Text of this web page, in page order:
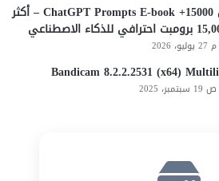
تحميل 15000+ ChatGPT Prompts E-book – أكثر
Bandicam 8.2.2.2531 (x64)